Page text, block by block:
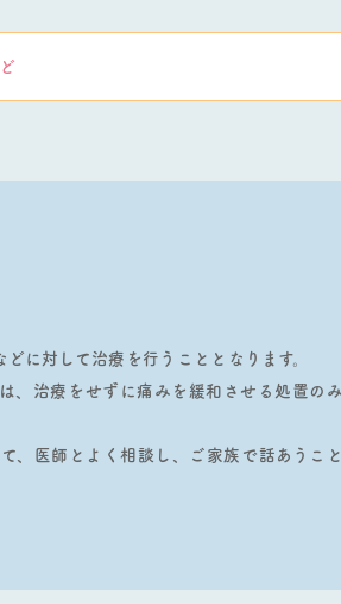
に対して治療を⾏うこととなります。
、治療をせずに痛みを緩和させる処置の
、医師とよく相談し、ご家族で話あうこ